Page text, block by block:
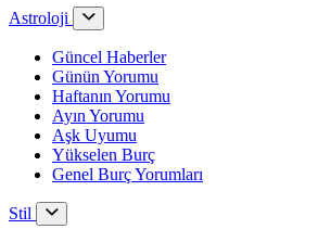
Astroloji
Güncel Haberler
Günün Yorumu
Haftanın Yorumu
Ayın Yorumu
Aşk Uyumu
Yükselen Burç
Genel Burç Yorumları
Stil